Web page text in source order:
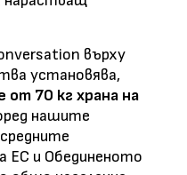
върху
установява,
от 70 кг храна на
нашите
ЕС и Обединеното